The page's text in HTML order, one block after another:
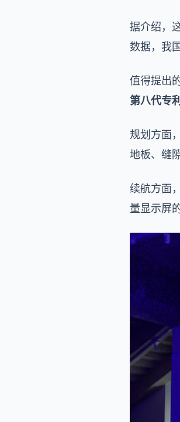
据介绍，
数据，我
值得提出
第八代专
规划方面
地板、缝
续航方面
量显示屏